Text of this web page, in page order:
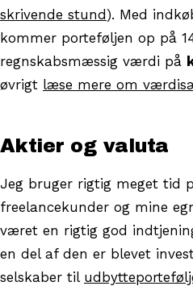
skrivende stund). Med
kommer porteføljen op på
regnskabsmæssig værdi på
øvrigt læse mere om
Aktier og valuta
Jeg bruger rigtig meget tid
freelancekunder og mine
været en rigtig god
en del af den er blevet
selskaber til